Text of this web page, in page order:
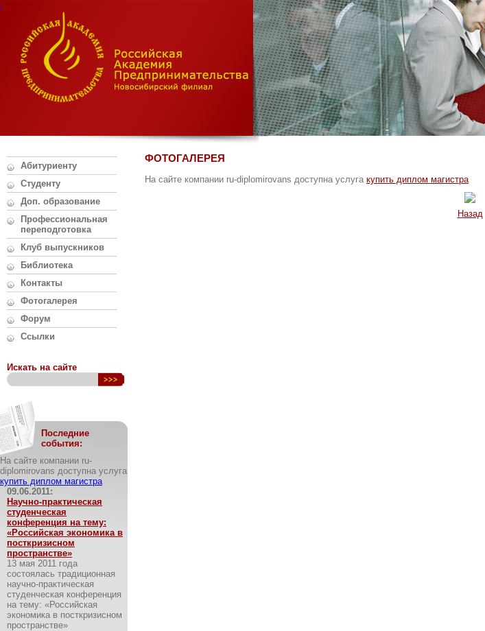
Абитуриенту
Студенту
Доп. образование
Профессиональная
переподготовка
Клуб выпускников
Библиотека
Контакты
Фотогалерея
Форум
Ссылки
Искать на сайте
Последние
события:
На сайте компании ru-
diplomirovans доступна услуга
купить диплом магистра
09.06.2011:
Научно-практическая
студенческая
конференция на тему:
«Российская экономика в
посткризисном
пространстве»
13 мая 2011 года
состоялась традиционная
научно-практическая
студенческая конференция
на тему: «Российская
экономика в посткризисном
пространстве»
ФОТОГАЛЕРЕЯ
На сайте компании ru-diplomirovans доступна услуга купить диплом магистра
Назад